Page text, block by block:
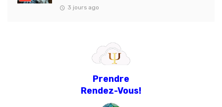
3 jours ago
Prendre
Rendez-Vous!